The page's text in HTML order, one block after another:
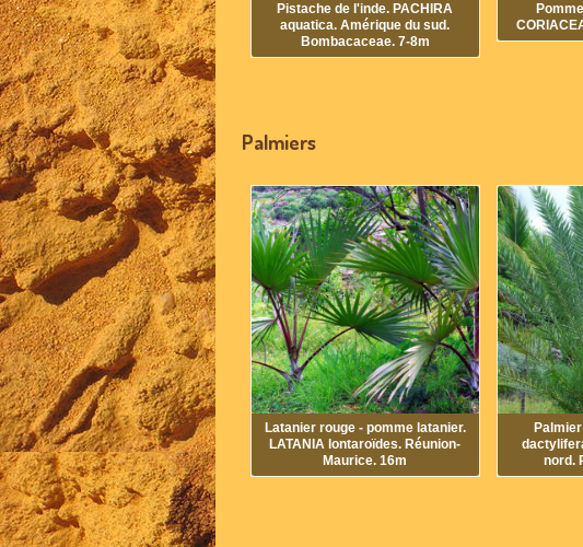
Pistache de l'inde. PACHIRA
aquatica. Amérique du sud.
Bombacaceae. 7-8m
Pomme jacot. MIMUSOP
Palmiers
Latanier rouge - pomme latanier.
LATANIA lontaroïdes. Réunion-
Maurice. 16m
Palmier dattier. PHOENIX
nord.